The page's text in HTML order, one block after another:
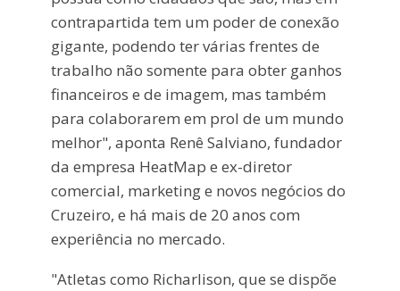
contrapartida tem um poder de conexão
gigante, podendo ter várias frentes de
trabalho não somente para obter ganhos
financeiros e de imagem, mas também
para colaborarem em prol de um mundo
melhor", aponta Renê Salviano, fundador
da empresa HeatMap e ex-diretor
comercial, marketing e novos negócios do
Cruzeiro, e há mais de 20 anos com
experiência no mercado.
"Atletas como Richarlison, que se dispõe